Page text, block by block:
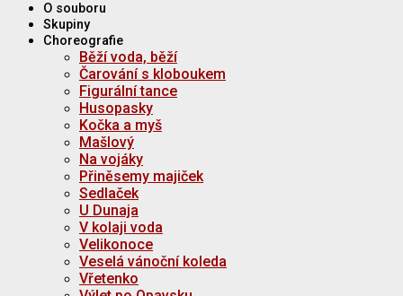
O souboru
Skupiny
Choreografie
Běží voda, běží
Čarování s kloboukem
Figurální tance
Husopasky
Kočka a myš
Mašlový
Na vojáky
Přiněsemy majiček
Sedlaček
U Dunaja
V kolaji voda
Velikonoce
Veselá vánoční koleda
Vřetenko